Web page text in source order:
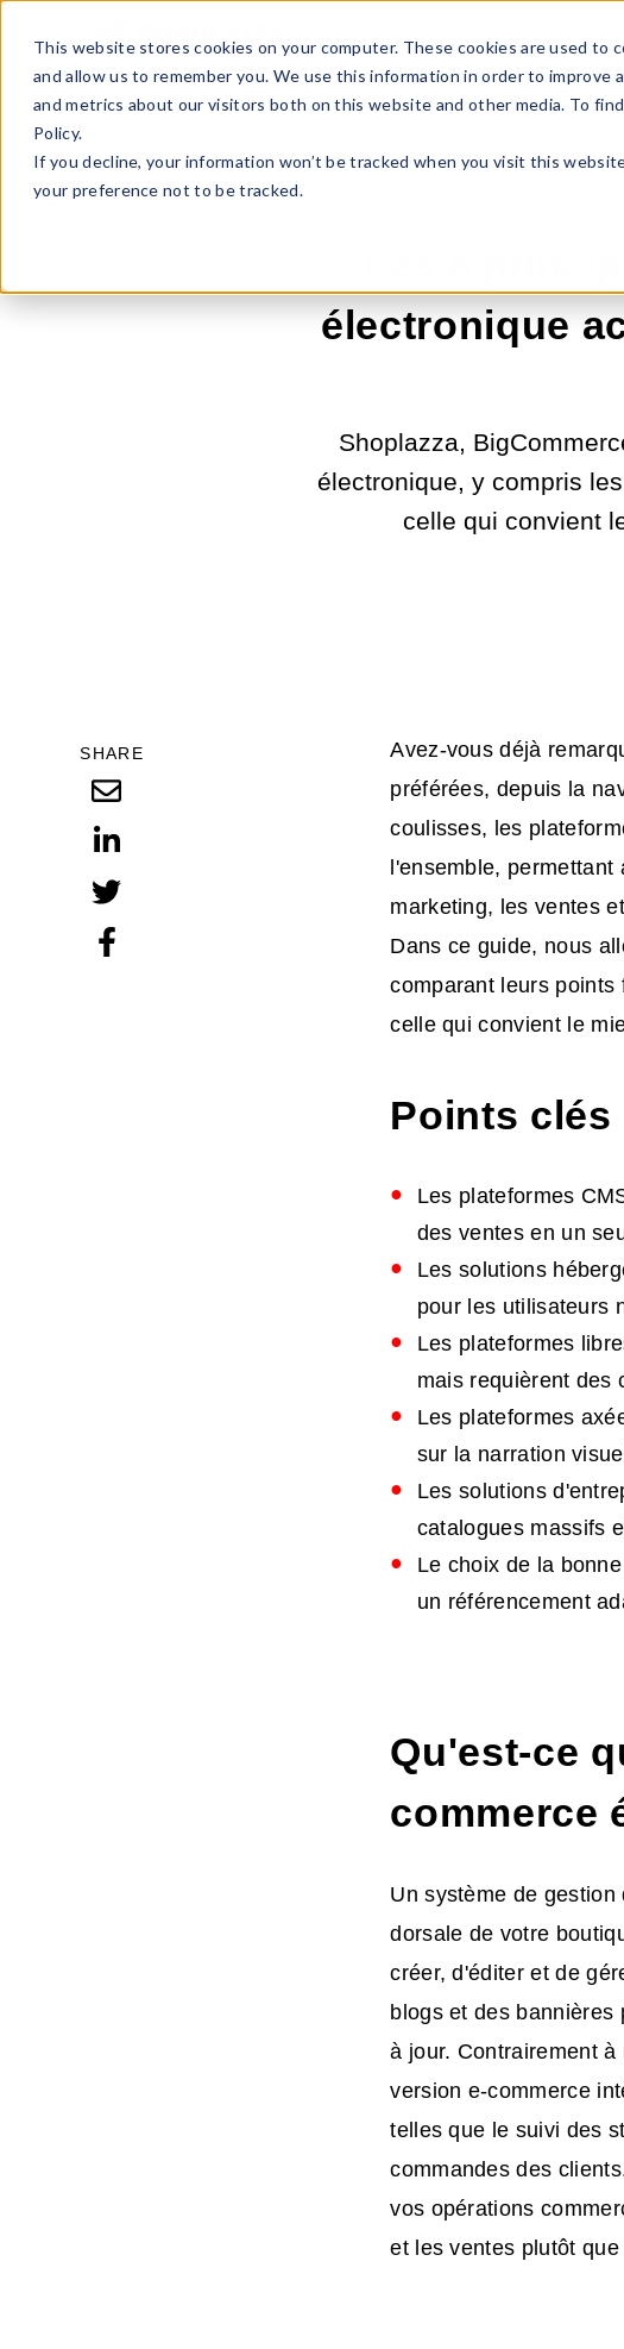
This website stores cookies on your computer. These cookies are used
and allow us to remember you. We use this information in order to improve
and metrics about our visitors both on this website and other media. To
Policy.
If you decline, your information won’t be tracked when you visit this
your preference not to be tracked.
Sell Online Business Type
30
Les 8
électronique
Shoplazza,
électronique, y compris
celle qui convient
SHARE
Avez-vous déjà
préférées, depuis la
coulisses, les
l'ensemble,
marketing, les ventes
Dans ce guide, nous
comparant leurs
celle qui convient le
Points clés
Les plateformes
des ventes en un
Les solutions
pour les utilisateurs
Les plateformes
mais requièrent des
Les plateformes
sur la narration
Les solutions
catalogues massifs
Le choix de la
un référencement
Qu'est-ce
commerce
Un système de
dorsale de votre
créer, d'éditer et de
blogs et des
à jour. Contrairement
version e-commerce
telles que le suivi des
commandes des
vos opérations
et les ventes plutôt